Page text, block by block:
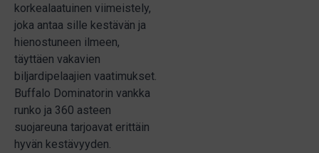
korkealaatuinen viimeistely,
joka antaa sille kestävän ja
hienostuneen ilmeen,
täyttäen vakavien
biljardipelaajien vaatimukset.
Buffalo Dominatorin vankka
runko ja 360 asteen
suojareuna tarjoavat erittäin
hyvän kestävyyden.